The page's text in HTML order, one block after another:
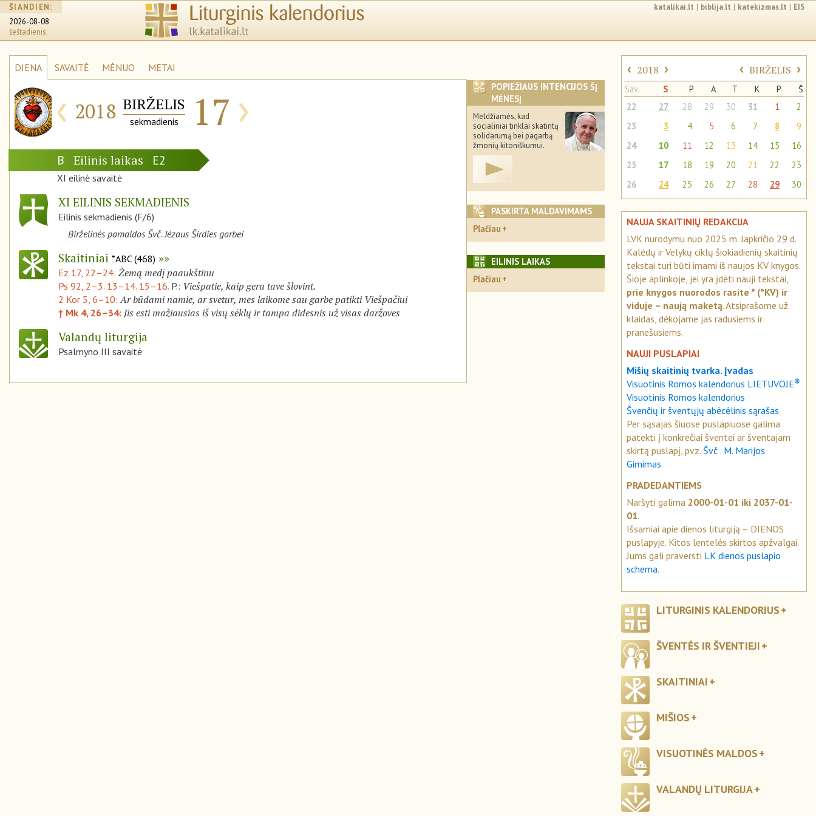
ŠIANDIEN:
2026-08-08
šeštadienis
katalikai.lt | biblija.lt | katekizmas.lt | EIS
DIENA SAVAITĖ MĖNUO METAI
‹ 2018 BIRŽELIS
sekmadienis 17 ›
B Eilinis laikas E2
XI eilinė savaitė
XI EILINIS SEKMADIENIS
Eilinis sekmadienis (F/6)
Birželinės pamaldos Švč. Jėzaus Širdies garbei
Skaitiniai *ABC (468)
Ez 17, 22–24: Žemą medį paaukštinu
Ps 92, 2–3. 13–14. 15–16. P.: Viešpatie, kaip gera tave šlovint.
2 Kor 5, 6–10: Ar būdami namie, ar svetur, mes laikome sau garbe patikti Viešpačiui
† Mk 4, 26–34: Jis esti mažiausias iš visų sėklų ir tampa didesnis už visas daržoves
Valandų liturgija
Psalmyno III savaitė
POPIEŽIAUS INTENCIJOS ŠĮ
MĖNESĮ
Meldžiamės, kad
socialiniai tinklai skatintų
solidarumą bei pagarbą
žmonių kitoniškumui.
PASKIRTA MALDAVIMAMS
Plačiau
EILINIS LAIKAS
Plačiau
‹ 2018 › ‹ BIRŽELIS ›
Sav. S P A T K P
Š
22
27 28 29 30 31 1
2
23
3 4 5 6 7 8
9
24
10 11 12 13 14 15
16
25
17 18 19 20 21 22
23
26
24 25 26 27 28 29 30
NAUJA SKAITINIŲ REDAKCIJA
LVK nurodymu nuo 2025 m. lapkričio 29 d.
Kalėdų ir Velykų ciklų šiokiadienių skaitinių
tekstai turi būti imami iš naujos KV knygos.
Šioje aplinkoje, jei yra įdėti nauji tekstai,
prie knygos nuorodos rasite * (*KV) ir
viduje – naują maketą. Atsiprašome už
klaidas, dėkojame jas radusiems ir
pranešusiems.
NAUJI PUSLAPIAI
Mišių skaitinių tvarka. Įvadas
Visuotinis Romos kalendorius LIETUVOJE❋
Visuotinis Romos kalendorius
Švenčių ir šventųjų abėcėlinis sąrašas
Per sąsajas šiuose puslapiuose galima
patekti į konkrečiai šventei ar šventajam
skirtą puslapį, pvz. Švč . M. Marijos
Gimimas.
PRADEDANTIEMS
Naršyti galima 2000-01-01 iki 2037-01-
01.
Išsamiai apie dienos liturgiją – DIENOS
puslapyje. Kitos lentelės skirtos apžvalgai.
Jums gali praversti LK dienos puslapio
schema.
LITURGINIS KALENDORIUS
ŠVENTĖS IR ŠVENTIEJI
SKAITINIAI
MIŠIOS
VISUOTINĖS MALDOS
VALANDŲ LITURGIJA